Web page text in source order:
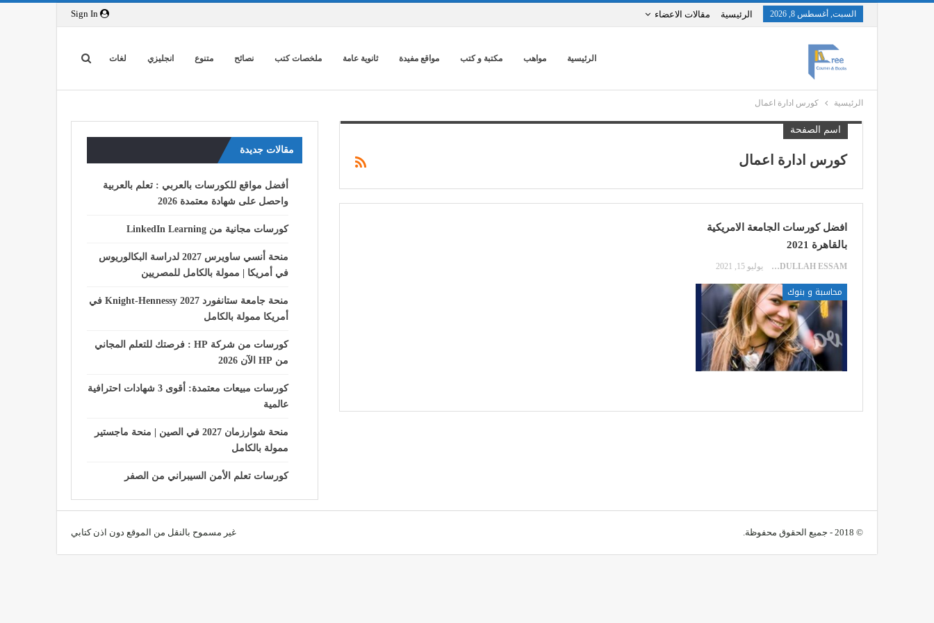
السبت, أغسطس 8, 2026 الرئيسية مقالات الاعضاء
الرئيسية مواهب مكتبة و كتب مواقع مفيدة ثانوية عامة ملخصات كتب نصائح متنوع انجليزي لغات
الرئيسية كورس ادارة اعمال
اسم الصفحة
كورس ادارة اعمال
افضل كورسات الجامعة الامريكية
بالقاهرة 2021
ABDULLAH ESSAM يوليو 15, 2021
محاسبة و بنوك
مقالات جديدة
أفضل مواقع للكورسات بالعربي : تعلم بالعربية
واحصل على شهادة معتمدة 2026
كورسات مجانية من LinkedIn Learning
منحة أنسي ساويرس 2027 لدراسة البكالوريوس
في أمريكا | ممولة بالكامل للمصريين
منحة جامعة ستانفورد Knight-Hennessy 2027 في
أمريكا ممولة بالكامل
كورسات من شركة HP : فرصتك للتعلم المجاني
من HP الآن 2026
كورسات مبيعات معتمدة: أقوى 3 شهادات احترافية
عالمية
منحة شوارزمان 2027 في الصين | منحة ماجستير
ممولة بالكامل
كورسات تعلم الأمن السيبراني من الصفر
© 2018 - جميع الحقوق محفوظة. غير مسموح بالنقل من الموقع دون اذن كتابي